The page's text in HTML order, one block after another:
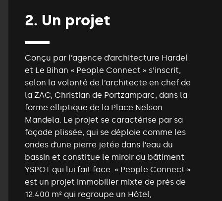
2. Un projet
Conçu par l’agence d’architecture Hardel
et Le Bihan « People Connect » s’inscrit,
selon la volonté de l’architecte en chef de
la ZAC, Christian de Portzamparc, dans la
forme elliptique de la Place Nelson
Mandela. Le projet se caractérise par sa
façade plissée, qui se déploie comme les
ondes d’une pierre jetée dans l’eau du
bassin et constitue le miroir du bâtiment
YSPOT qui lui fait face. « People Connect »
est un projet immobilier mixte de près de
12.400 m² qui regroupe un Hôtel,